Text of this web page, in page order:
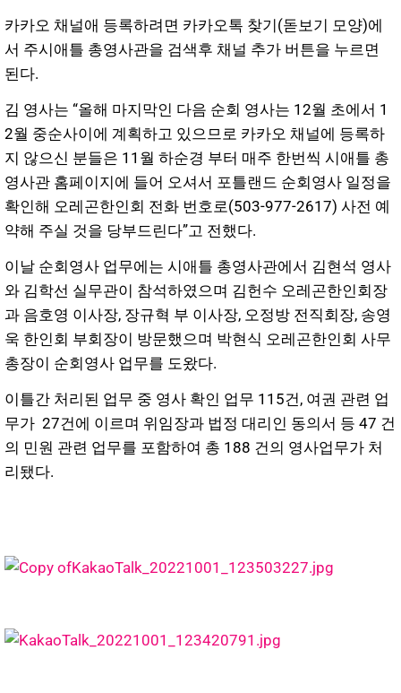
카카오 채널애 등록하려면 카카오톡 찾기(돋보기 모양)에
서 주시애틀 총영사관을 검색후 채널 추가 버튼을 누르면
된다.
김 영사는 “올해 마지막인 다음 순회 영사는 12월 초에서 1
2월 중순사이에 계획하고 있으므로 카카오 채널에 등록하
지 않으신 분들은 11월 하순경 부터 매주 한번씩 시애틀 총
영사관 홈페이지에 들어 오셔서 포틀랜드 순회영사 일정을
확인해 오레곤한인회 전화 번호로(503-977-2617) 사전 예
약해 주실 것을 당부드린다”고 전했다.
이날 순회영사 업무에는 시애틀 총영사관에서 김현석 영사
와 김학선 실무관이 참석하였으며 김헌수 오레곤한인회장
과 음호영 이사장, 장규혁 부 이사장, 오정방 전직회장, 송영
욱 한인회 부회장이 방문했으며 박현식 오레곤한인회 사무
총장이 순회영사 업무를 도왔다.
이틀간 처리된 업무 중 영사 확인 업무 115건, 여권 관련 업
무가 27건에 이르며 위임장과 법정 대리인 동의서 등 47 건
의 민원 관련 업무를 포함하여 총 188 건의 영사업무가 처
리됐다.